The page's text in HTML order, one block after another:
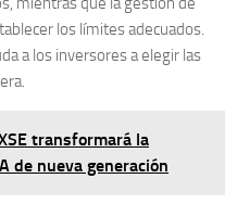
los límites adecuados.
a los inversores aelegir las
transformará la
de nueva generación